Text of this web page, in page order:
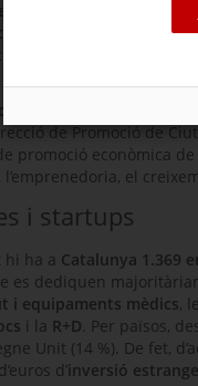
", apunta el tinent,
d’inversions en
aposta per fer de la
econòmica
de Promoció de
promoció econòmica
el
i startups
hi ha a Catalunya 1.369
es dediquen
i equipaments mèdics,
i la R+D . Per països,
Unit (14 %). De fet,
d’inversió